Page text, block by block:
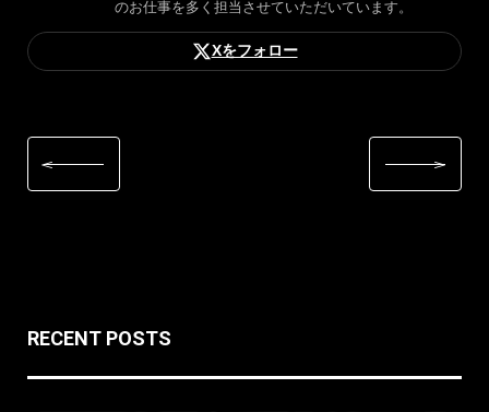
のお仕事を多く担当させていただいています。
Xをフォロー
RECENT POSTS